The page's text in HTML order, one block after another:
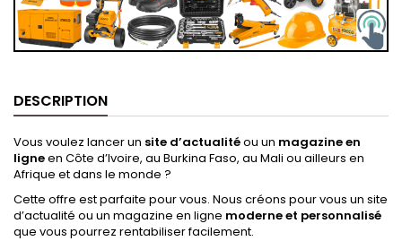
DESCRIPTION
Vous voulez lancer un site d’actualitéou un magazine en
ligneen Côte d’Ivoire, au Burkina Faso, au Mali ou ailleurs en
Afrique et dans le monde ?
Cette offre est parfaite pour vous. Nous créons pour vous un site
d’actualité ou un magazine en ligne moderne et personnalisé
que vous pourrez rentabiliser facilement.